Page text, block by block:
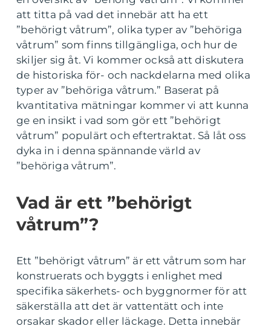
att titta på vad det innebär att ha ett
”behörigt våtrum”, olika typer av ”behöriga
våtrum” som finns tillgängliga, och hur de
skiljer sig åt. Vi kommer också att diskutera
de historiska för- och nackdelarna med olika
typer av ”behöriga våtrum.” Baserat på
kvantitativa mätningar kommer vi att kunna
ge en insikt i vad som gör ett ”behörigt
våtrum” populärt och eftertraktat. Så låt oss
dyka in i denna spännande värld av
”behöriga våtrum”.
Vad är ett ”behörigt
våtrum”?
Ett ”behörigt våtrum” är ett våtrum som har
konstruerats och byggts i enlighet med
specifika säkerhets- och byggnormer för att
säkerställa att det är vattentätt och inte
orsakar skador eller läckage. Detta innebär